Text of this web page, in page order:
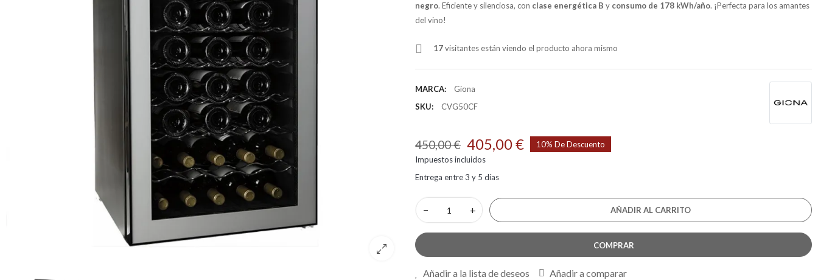
negro. Eficiente y silenciosa, con clase energética B y consumo de 178 kWh/año. ¡Perfecta para los amantes
del vino!
17visitantes están viendo el producto ahora mismo
MARCA:
Giona
SKU:
CVG50CF
450,00 € 405,00 €
10% De Descuento
Impuestos incluidos
Entrega entre 3 y 5 días
− + AÑADIR AL CARRITO
COMPRAR
Añadir a la lista de deseos Añadir a comparar